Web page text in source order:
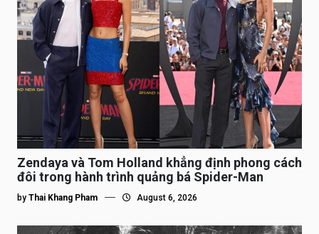
Zendaya và Tom Holland khẳng định phong cách
đôi trong hành trình quảng bá Spider-Man
by Thai Khang Pham August 6, 2026